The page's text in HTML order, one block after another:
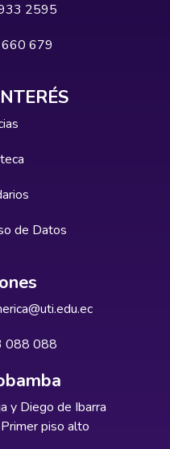
2595
679
de Datos
088 088
y Diego de Ibarra
piso alto